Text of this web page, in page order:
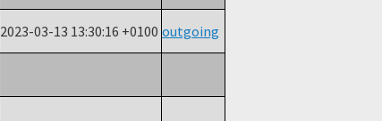
2023-03-13 13:30:16 +0100 outgoing